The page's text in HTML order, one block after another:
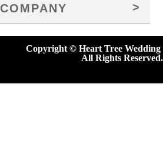
COMPANY >
Copyright © Heart Tree Wedding
All Rights Reserved.